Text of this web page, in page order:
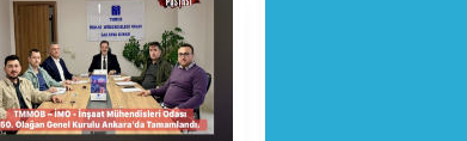
basın toplantısında 2028
yılında gerçekleştirilecek